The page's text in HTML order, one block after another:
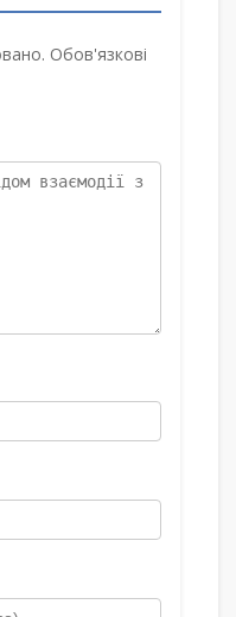
Обов'язкові